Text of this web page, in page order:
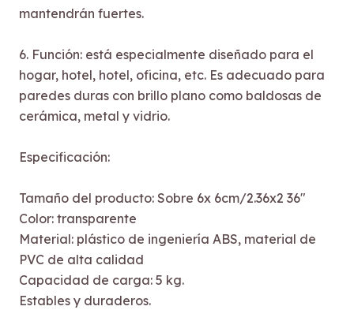
mantendrán fuertes.
6. Función: está especialmente diseñado para el
hogar, hotel, hotel, oficina, etc. Es adecuado para
paredes duras con brillo plano como baldosas de
cerámica, metal y vidrio.
Especificación:
Tamaño del producto: Sobre 6x 6cm/2.36x2 36"
Color: transparente
Material: plástico de ingeniería ABS, material de
PVC de alta calidad
Capacidad de carga: 5 kg.
Estables y duraderos.